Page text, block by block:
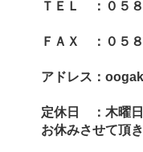
ＴＥＬ　：０５
ＦＡＸ　：０５
アドレス：
定休日　：木曜
お休みさせて頂き